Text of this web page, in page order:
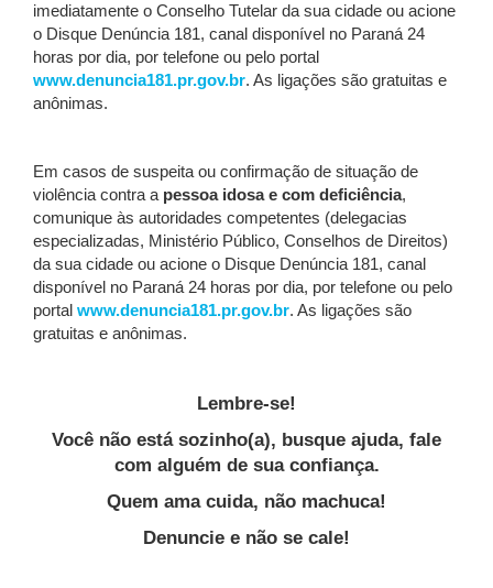
imediatamente o Conselho Tutelar da sua cidade ou acione
o Disque Denúncia 181, canal disponível no Paraná 24
horas por dia, por telefone ou pelo portal
www.denuncia181.pr.gov.br. As ligações são gratuitas e
anônimas.
Em casos de suspeita ou confirmação de situação de
violência contra a pessoa idosa e com deficiência,
comunique às autoridades competentes (delegacias
especializadas, Ministério Público, Conselhos de Direitos)
da sua cidade ou acione o Disque Denúncia 181, canal
disponível no Paraná 24 horas por dia, por telefone ou pelo
portal www.denuncia181.pr.gov.br. As ligações são
gratuitas e anônimas.
Lembre-se!
Você não está sozinho(a), busque ajuda, fale
com alguém de sua confiança.
Quem ama cuida, não machuca!
Denuncie e não se cale!